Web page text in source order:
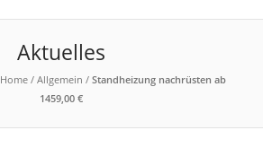
Aktuelles
Home / Allgemein / Standheizung nachrüsten ab
1459,00 €